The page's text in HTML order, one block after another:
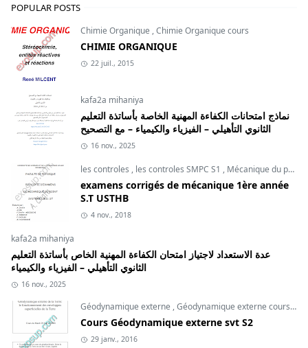
POPULAR POSTS
Chimie Organique ,Chimie Organique cours
CHIMIE ORGANIQUE
22 juil., 2015
kafa2a mihaniya
نماذج امتحانات الكفاءة المهنية الخاصة بأساتذة التعليم
الثانوي التأهيلي – الفيزياء والكيمياء – مع التصحيح
16 nov., 2025
les controles , les controles SMPC S1 , Mécanique du point
examens corrigés de mécanique 1ère année
S.T USTHB
4 nov., 2018
kafa2a mihaniya
عدة الاستعداد لاجتياز امتحان الكفاءة المهنية الخاص بأساتذة التعليم
الثانوي التأهيلي – الفيزياء والكيمياء
16 nov., 2025
Géodynamique externe ,Géodynamique externe cours ,
Cours Géodynamique externe svt S2
29 janv., 2016